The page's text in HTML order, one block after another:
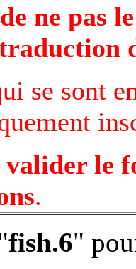
ne pas
se sont
valider le
.
fish.6"